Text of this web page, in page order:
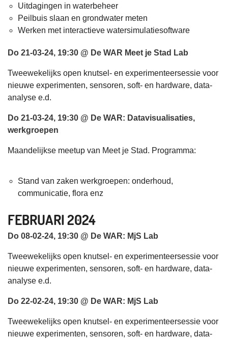
Uitdagingen in waterbeheer
Peilbuis slaan en grondwater meten
Werken met interactieve watersimulatiesoftware
Do 21-03-24, 19:30 @ De WAR Meet je Stad Lab
Tweewekelijks open knutsel- en experimenteersessie voor
nieuwe experimenten, sensoren, soft- en hardware, data-
analyse e.d.
Do 21-03-24, 19:30 @ De WAR: Datavisualisaties,
werkgroepen
Maandelijkse meetup van Meet je Stad. Programma:
Stand van zaken werkgroepen: onderhoud,
communicatie, flora enz
FEBRUARI 2024
Do 08-02-24, 19:30 @ De WAR: MjS Lab
Tweewekelijks open knutsel- en experimenteersessie voor
nieuwe experimenten, sensoren, soft- en hardware, data-
analyse e.d.
Do 22-02-24, 19:30 @ De WAR: MjS Lab
Tweewekelijks open knutsel- en experimenteersessie voor
nieuwe experimenten, sensoren, soft- en hardware, data-